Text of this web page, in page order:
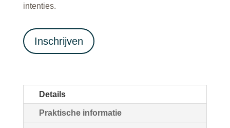
intenties.
Inschrijven
Details
Praktische informatie